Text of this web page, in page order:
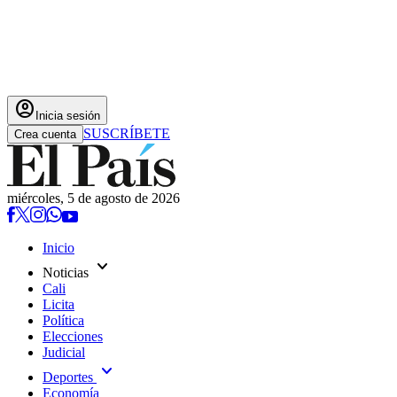
account_circle Inicia sesión
Crea cuenta SUSCRÍBETE
miércoles, 5 de agosto de 2026
Inicio
Noticias expand_more
Cali
Licita
Política
Elecciones
Judicial
Deportes expand_more
Economía